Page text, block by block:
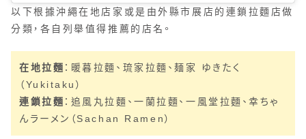
以下根據沖繩在地店家或是由外縣市展店的連鎖拉麵店做
分類，各自列舉值得推薦的店名。
在地拉麵 ：暖暮拉麵、琉家拉麵、麺家 ゆきたく
（Yukitaku）
連鎖拉麵 ：追風丸拉麵、一蘭拉麵、一風堂拉麵、幸ちゃ
んラーメン（Sachan Ramen）